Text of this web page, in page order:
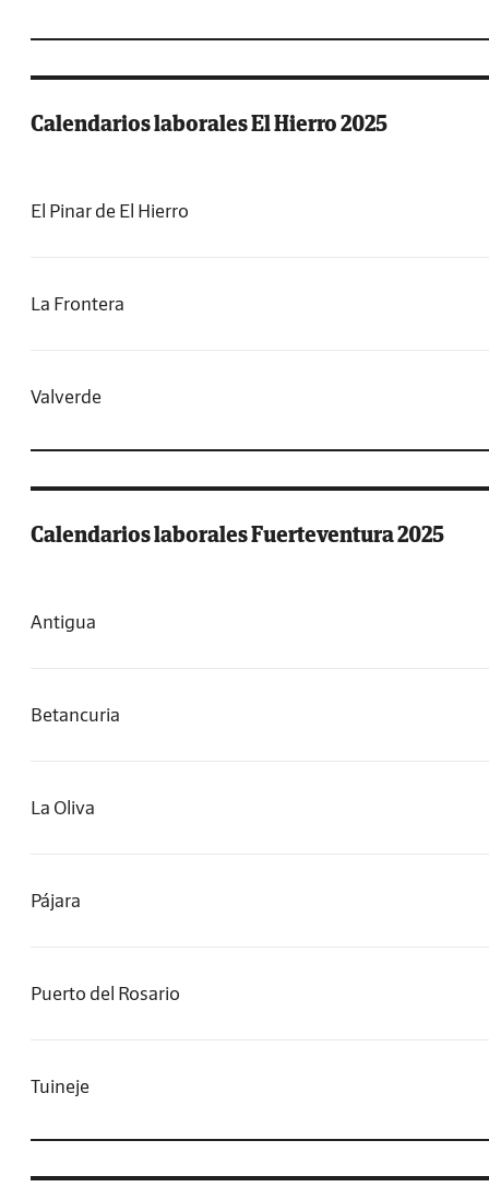
Calendarios laborales El Hierro 2025
El Pinar de El Hierro
La Frontera
Valverde
Calendarios laborales Fuerteventura 2025
Antigua
Betancuria
La Oliva
Pájara
Puerto del Rosario
Tuineje